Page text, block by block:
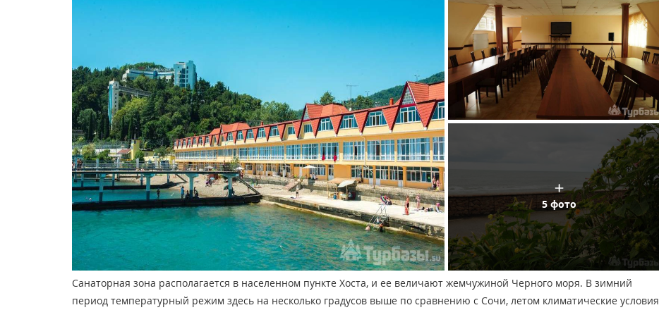
5 фото
Санаторная зона располагается в населенном пункте Хоста, и ее величают жемчужиной Черного моря. В зимний
период температурный режим здесь на несколько градусов выше по сравнению с Сочи, летом климатические условия